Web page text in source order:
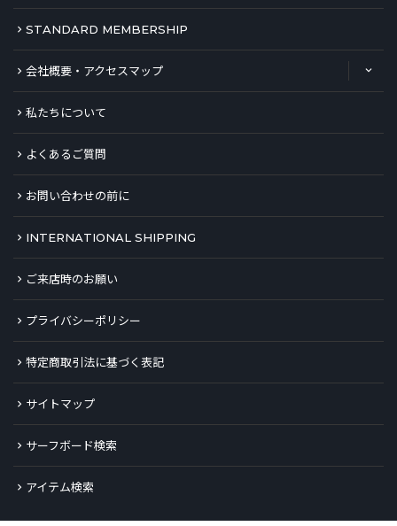
STANDARD MEMBERSHIP
会社概要・アクセスマップ
私たちについて
よくあるご質問
お問い合わせの前に
INTERNATIONAL SHIPPING
ご来店時のお願い
プライバシーポリシー
特定商取引法に基づく表記
サイトマップ
サーフボード検索
アイテム検索